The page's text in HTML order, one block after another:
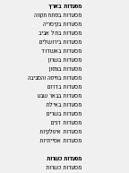
מסעדות בארץ
מסעדות בפתח תקווה
מסעדות בקיסריה
מסעדות בתל אביב
מסעדות בירושלים
מסעדות באשדוד
מסעדות בשרון
מסעדות בצפון
מסעדות בחיפה והסביבה
מסעדות בדרום
מסעדות בבאר שבע
מסעדות באילת
מסעדות בשרים
מסעדות דגים
מסעדות איטלקיות
מסעדות אסייתיות
מסעדות כשרות
מסעדות כשרות